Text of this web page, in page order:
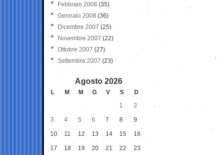
Febbraio 2008 (35)
Gennaio 2008 (36)
Dicembre 2007 (25)
Novembre 2007 (22)
Ottobre 2007 (27)
Settembre 2007 (23)
Agosto 2026
L M M G V S
D
1
2
3 4 5 6 7 8 9
10 11 12 13 14 15 16
17 18 19 20 21 22 23